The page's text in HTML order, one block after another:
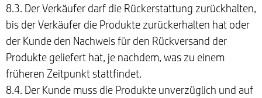
8.3. Der Verkäufer darf die Rückerstattung zurückhalten,
bis der Verkäufer die Produkte zurückerhalten hat oder
der Kunde den Nachweis für den Rückversand der
Produkte geliefert hat, je nachdem, was zu einem
früheren Zeitpunkt stattfindet.
8.4. Der Kunde muss die Produkte unverzüglich und auf